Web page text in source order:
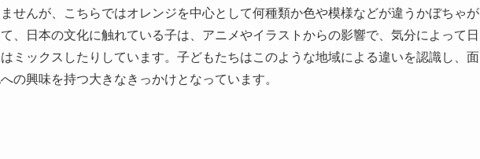
せんが、こちらではオレンジを中心として何種類か色や模様などが違うかぼちゃが
、日本の文化に触れている子は、アニメやイラストからの影響で、気分によって日
ミックスしたりしています。子どもたちはこのような地域による違いを認識し、面
の興味を持つ大きなきっかけとなっています。